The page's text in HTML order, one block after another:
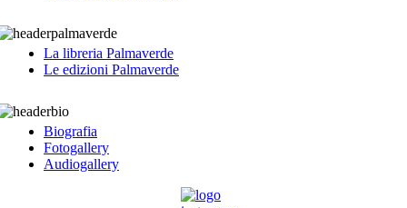
La libreria Palmaverde
Le edizioni Palmaverde
Biografia
Fotogallery
Audiogallery